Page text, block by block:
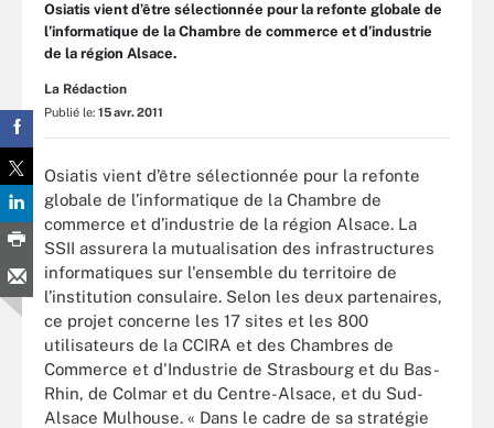
Osiatis vient d’être sélectionnée pour la refonte globale de
l’informatique de la Chambre de commerce et d’industrie
de la région Alsace.
La Rédaction
Publié le: 15 avr. 2011
Osiatis vient d’être sélectionnée pour la refonte
globale de l’informatique de la Chambre de
commerce et d’industrie de la région Alsace. La
SSII assurera la mutualisation des infrastructures
informatiques sur l'ensemble du territoire de
l’institution consulaire. Selon les deux partenaires,
ce projet concerne les 17 sites et les 800
utilisateurs de la CCIRA et des Chambres de
Commerce et d'Industrie de Strasbourg et du Bas-
Rhin, de Colmar et du Centre-Alsace, et du Sud-
Alsace Mulhouse. « Dans le cadre de sa stratégie